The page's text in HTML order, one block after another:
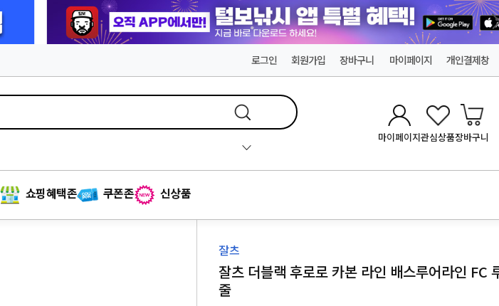
로그인 회원가입 장바구니 마이페이지 개인결제창
마이페이지관심상품장바구니
쇼핑혜택존 쿠폰존 신상품
잘츠
잘츠 더블랙 후로로 카본 라인 배스루어라인 FC
줄